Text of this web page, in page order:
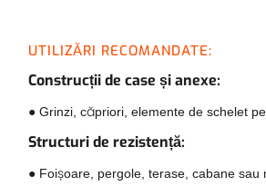
UTILIZĂRI RECOMANDATE:
Construcții de case și anexe:
● Grinzi, căpriori, elemente de schelet
Structuri de rezistență:
● Foișoare, pergole, terase, cabane sau